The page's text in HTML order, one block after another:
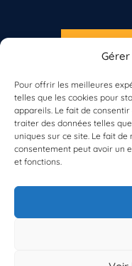
Pour offrir les meilleures
telles que les cookies pour
appareils. Le fait de
traiter des données telles
uniques sur ce site. Le fait
consentement peut avoir un
et fonctions.
À
Vos
Vous n’êtes